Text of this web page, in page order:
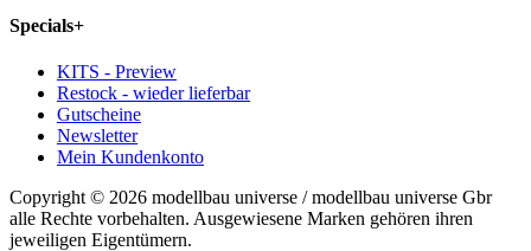
Specials+
KITS - Preview
Restock - wieder lieferbar
Gutscheine
Newsletter
Mein Kundenkonto
Copyright © 2026 modellbau universe / modellbau universe Gbr
alle Rechte vorbehalten. Ausgewiesene Marken gehören ihren
jeweiligen Eigentümern.